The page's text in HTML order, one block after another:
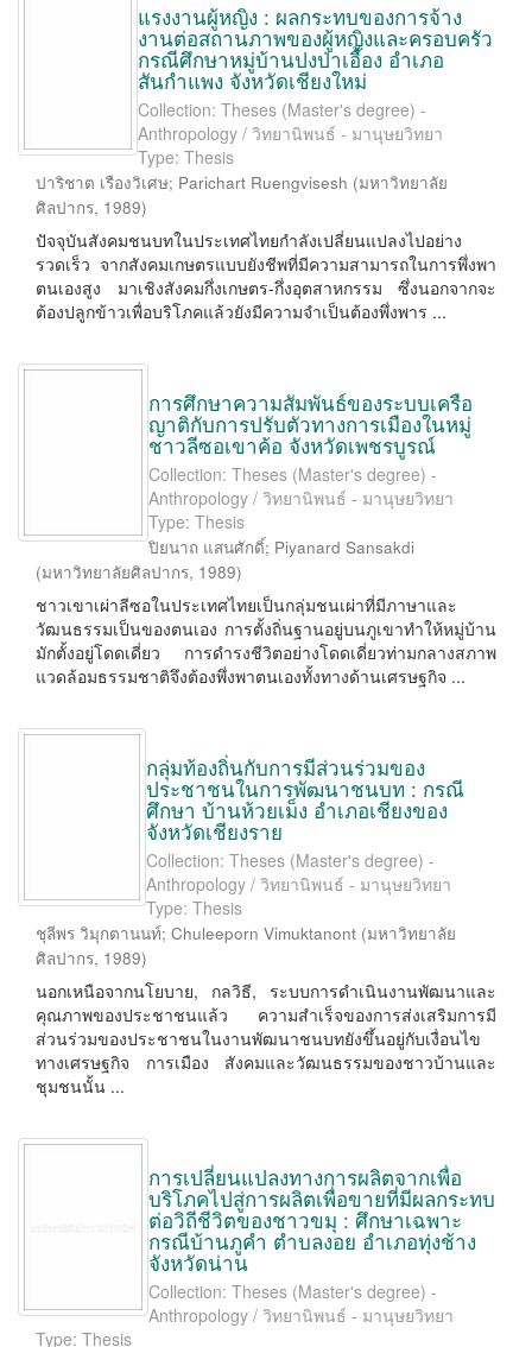
แรงงานผู้หญิง : ผลกระทบของการจ้าง
งานต่อสถานภาพของผู้หญิงและครอบครัว
กรณีศึกษาหมู่บ้านปงป่าเอื้อง อำเภอ
สันกำแพง จังหวัดเชียงใหม่
Collection: Theses (Master's degree) -
Anthropology / วิทยานิพนธ์ - มานุษยวิทยา
Type: Thesis
ปาริชาต เรืองวิเศษ; Parichart Ruengvisesh (มหาวิทยาลัย
ศิลปากร, 1989)
ปัจจุบันสังคมชนบทในประเทศไทยกำลังเปลี่ยนแปลงไปอย่าง
รวดเร็ว จากสังคมเกษตรแบบยังชีพที่มีความสามารถในการพึ่งพา
ตนเองสูง มาเชิงสังคมกึ่งเกษตร-กึ่งอุตสาหกรรม ซึ่งนอกจากจะ
ต้องปลูกข้าวเพื่อบริโภคแล้วยังมีความจำเป็นต้องพึ่งพาร ...
การศึกษาความสัมพันธ์ของระบบเครือ
ญาติกับการปรับตัวทางการเมืองในหมู่
ชาวลีซอเขาค้อ จังหวัดเพชรบูรณ์
Collection: Theses (Master's degree) -
Anthropology / วิทยานิพนธ์ - มานุษยวิทยา
Type: Thesis
ปิยนาถ แสนศักดิ์; Piyanard Sansakdi
(มหาวิทยาลัยศิลปากร, 1989)
ชาวเขาเผ่าลีซอในประเทศไทยเป็นกลุ่มชนเผ่าที่มีภาษาและ
วัฒนธรรมเป็นของตนเอง การตั้งถิ่นฐานอยู่บนภูเขาทำให้หมู่บ้าน
มักตั้งอยู่โดดเดี่ยว การดำรงชีวิตอย่างโดดเดี่ยวท่ามกลางสภาพ
แวดล้อมธรรมชาติจึงต้องพึ่งพาตนเองทั้งทางด้านเศรษฐกิจ ...
กลุ่มท้องถิ่นกับการมีส่วนร่วมของ
ประชาชนในการพัฒนาชนบท : กรณี
ศึกษา บ้านห้วยเม็ง อำเภอเชียงของ
จังหวัดเชียงราย
Collection: Theses (Master's degree) -
Anthropology / วิทยานิพนธ์ - มานุษยวิทยา
Type: Thesis
ชุลีพร วิมุกตานนท์; Chuleeporn Vimuktanont (มหาวิทยาลัย
ศิลปากร, 1989)
นอกเหนือจากนโยบาย, กลวิธี, ระบบการดำเนินงานพัฒนาและ
คุณภาพของประชาชนแล้ว ความสำเร็จของการส่งเสริมการมี
ส่วนร่วมของประชาชนในงานพัฒนาชนบทยังขึ้นอยู่กับเงื่อนไข
ทางเศรษฐกิจ การเมือง สังคมและวัฒนธรรมของชาวบ้านและ
ชุมชนนั้น ...
การเปลี่ยนแปลงทางการผลิตจากเพื่อ
บริโภคไปสู่การผลิตเพื่อขายที่มีผลกระทบ
ต่อวิถีชีวิตของชาวขมุ : ศึกษาเฉพาะ
กรณีบ้านภูคำ ตำบลงอย อำเภอทุ่งช้าง
จังหวัดน่าน
Collection: Theses (Master's degree) -
Anthropology / วิทยานิพนธ์ - มานุษยวิทยา
Type: Thesis